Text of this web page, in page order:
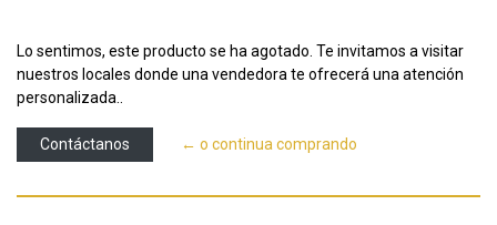
Lo sentimos, este producto se ha agotado. Te invitamos a visitar
nuestros locales donde una vendedora te ofrecerá una atención
personalizada..
Contáctanos ← o continua comprando